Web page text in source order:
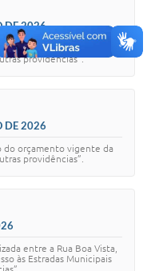
DE 2026
orçamento vigente da
providências”.
DE 2026
do orçamento vigente da
providências”.
entre a Rua Boa Vista,
às Estradas Municipais